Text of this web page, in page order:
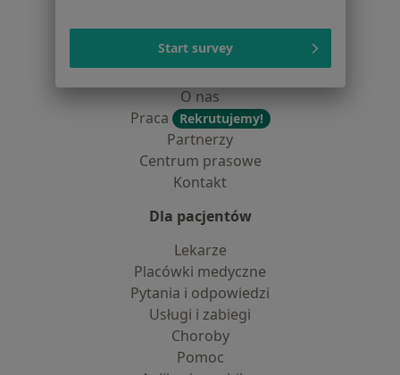
Polityka cookies
Jak działają wyniki wyszukiwania
O nas
Praca
Rekrutujemy!
Partnerzy
Centrum prasowe
Kontakt
Dla pacjentów
Lekarze
Placówki medyczne
Pytania i odpowiedzi
Usługi i zabiegi
Choroby
Pomoc
Start survey